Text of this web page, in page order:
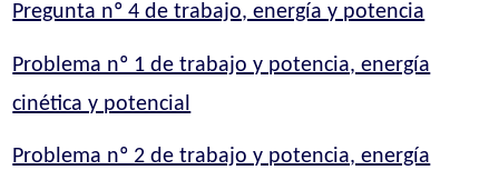
Pregunta nº 4 de trabajo, energía y potencia
Problema nº 1 de trabajo y potencia, energía
cinética y potencial
Problema nº 2 de trabajo y potencia, energía